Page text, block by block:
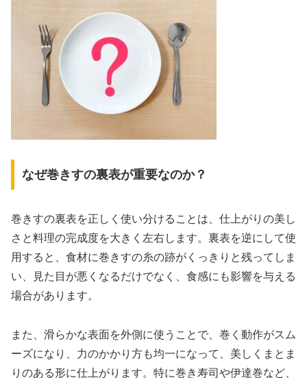
なぜ巻きすの裏表が重要なのか？
巻きすの裏表を正しく使い分けることは、仕上がりの美し
さと料理の完成度を大きく左右します。裏表を逆にして使
用すると、食材に巻きすの糸の跡がくっきりと残ってしま
い、見た目が悪くなるだけでなく、食感にも影響を与える
場合があります。
また、滑らかな表面を外側に使うことで、巻く動作がスム
ーズになり、力のかかり方も均一になって、美しくまとま
りのある形に仕上がります。特に巻き寿司や伊達巻など、